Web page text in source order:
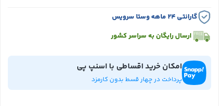
گارانتی ۲۴ ماهه وستا سرویس
ارسال رایگان به سراسر کشور
امکان خرید اقساطی با اسنپ پی
پرداخت در چهار قسط بدون کارمزد